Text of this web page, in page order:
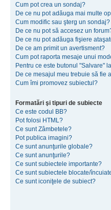
Cum pot crea un sondaj?
De ce nu pot adăuga mai multe
Cum modific sau şterg un sondaj?
De ce nu pot să accesez un
De ce nu pot adăuga fişiere
De ce am primit un avertisment?
Cum pot raporta mesaje unui
Pentru ce este butonul "Salvare"
De ce mesajul meu trebuie să fie
Cum îmi promovez subiectul?
Formatări şi tipuri de subiecte
Ce este codul BB?
Pot folosi HTML?
Ce sunt Zâmbetele?
Pot publica imagini?
Ce sunt anunţurile globale?
Ce sunt anunţurile?
Ce sunt subiectele importante?
Ce sunt subiectele blocate/
Ce sunt iconiţele de subiect?